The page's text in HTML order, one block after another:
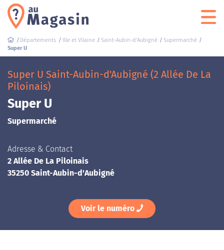
Départements Ille et Vilaine Saint-Aubin-d'Aubigné
Supermarché
Super U
Super U Saint-Aubin-d'Aubigné (2 Allée De La
Piloinais)
Super U
Supermarché
Adresse & Contact
2 Allée De La Piloinais
35250 Saint-Aubin-d'Aubigné
Voir le numéro